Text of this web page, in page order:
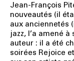
Jean-François
nouveautés (il
aux anciennetés
jazz, l’a amené
auteur : il a été
soirées Rejoice